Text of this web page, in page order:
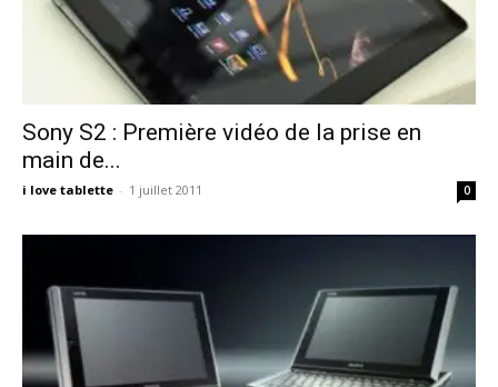
Sony S2 : Première vidéo de la prise en
main de...
i love tablette - 1 juillet 2011 0